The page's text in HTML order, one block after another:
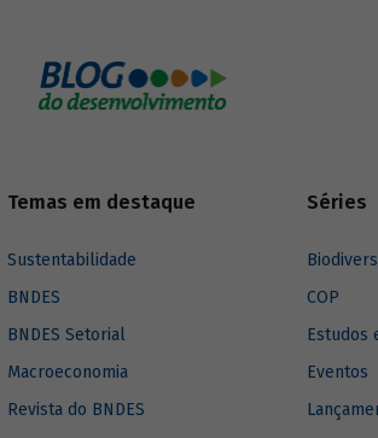
Temas em destaque
Sustentabilidade
BNDES
BNDES Setorial
Macroeconomia
Revista do BNDES
Séries
COP
Estudos
Eventos